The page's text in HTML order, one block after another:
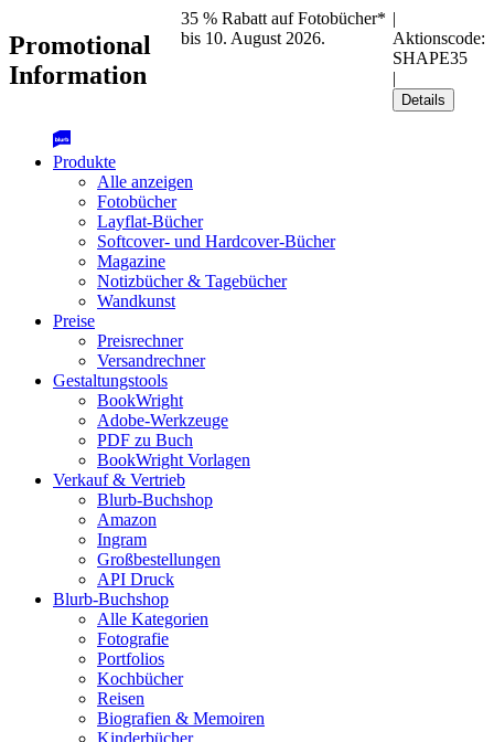
Promotional
Information
35 % Rabatt auf Fotobücher*
bis 10. August 2026.
|
Aktionscode:
SHAPE35
|
Details
Produkte
Alle anzeigen
Fotobücher
Layflat-Bücher
Softcover- und Hardcover-Bücher
Magazine
Notizbücher & Tagebücher
Wandkunst
Preise
Preisrechner
Versandrechner
Gestaltungstools
BookWright
Adobe-Werkzeuge
PDF zu Buch
BookWright Vorlagen
Verkauf & Vertrieb
Blurb-Buchshop
Amazon
Ingram
Großbestellungen
API Druck
Blurb-Buchshop
Alle Kategorien
Fotografie
Portfolios
Kochbücher
Reisen
Biografien & Memoiren
Kinderbücher